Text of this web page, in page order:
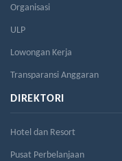
Organisasi
ULP
Lowongan Kerja
Transparansi Anggaran
DIREKTORI
Hotel dan Resort
Pusat Perbelanjaan